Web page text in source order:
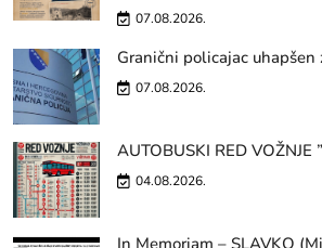
07.08.2026.
Granični policajac
07.08.2026.
AUTOBUSKI RED VOŽNJE
04.08.2026.
In Memoriam – SLAVKO